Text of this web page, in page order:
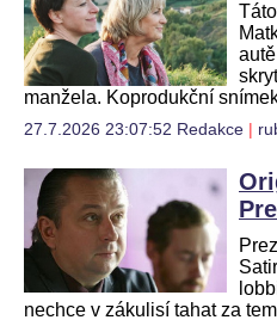
manžela. Koprodukční
27.7.2026 23:07:52 Redakce
nechce v zákulisí tahat za